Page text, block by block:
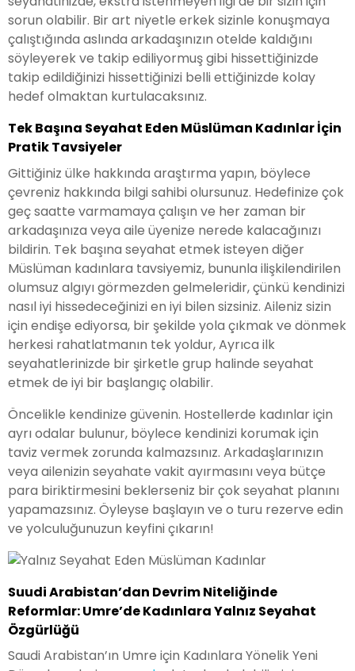
sorun olabilir. Bir art niyetle erkek sizinle konuşmaya
çalıştığında aslında arkadaşınızın otelde kaldığını
söyleyerek ve takip ediliyormuş gibi hissettiğinizde
takip edildiğinizi hissettiğinizi belli ettiğinizde kolay
hedef olmaktan kurtulacaksınız.
Tek Başına Seyahat Eden Müslüman Kadınlar İçin
Pratik Tavsiyeler
Gittiğiniz ülke hakkında araştırma yapın, böylece
çevreniz hakkında bilgi sahibi olursunuz. Hedefinize çok
geç saatte varmamaya çalışın ve her zaman bir
arkadaşınıza veya aile üyenize nerede kalacağınızı
bildirin. Tek başına seyahat etmek isteyen diğer
Müslüman kadınlara tavsiyemiz, bununla ilişkilendirilen
olumsuz algıyı görmezden gelmeleridir, çünkü kendinizi
nasıl iyi hissedeceğinizi en iyi bilen sizsiniz. Aileniz sizin
için endişe ediyorsa, bir şekilde yola çıkmak ve dönmek
herkesi rahatlatmanın tek yoldur, Ayrıca ilk
seyahatlerinizde bir şirketle grup halinde seyahat
etmek de iyi bir başlangıç olabilir.
Öncelikle kendinize güvenin. Hostellerde kadınlar için
ayrı odalar bulunur, böylece kendinizi korumak için
taviz vermek zorunda kalmazsınız. Arkadaşlarınızın
veya ailenizin seyahate vakit ayırmasını veya bütçe
para biriktirmesini beklerseniz bir çok seyahat planını
yapamazsınız. Öyleyse başlayın ve o turu rezerve edin
ve yolculuğunuzun keyfini çıkarın!
Suudi Arabistan’dan Devrim Niteliğinde
Reformlar: Umre’de Kadınlara Yalnız Seyahat
Özgürlüğü
Saudi Arabistan’ın Umre için Kadınlara Yönelik Yeni